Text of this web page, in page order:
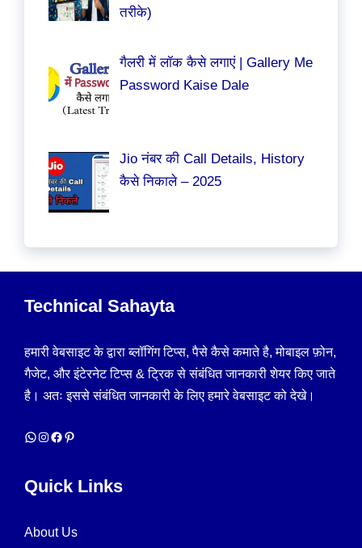
तरीके)
गैलरी में लॉक कैसे लगाएं | Gallery Me
Password Kaise Dale
Jio नंबर की Call Details, History
कैसे निकाले – 2025
Technical Sahayta
हमारी वेबसाइट के द्वारा ब्लॉगिंग टिप्स, पैसे कैसे कमाते है, मोबाइल फ़ोन,
गैजेट, और इंटेरनेट टिप्स & ट्रिक से संबंधित जानकारी शेयर किए जाते
है। अतः इससे संबंधित जानकारी के लिए हमारे वेबसाइट को देखे।
WhatsApp
Instagram
Facebook
Pinterest
Quick Links
About Us